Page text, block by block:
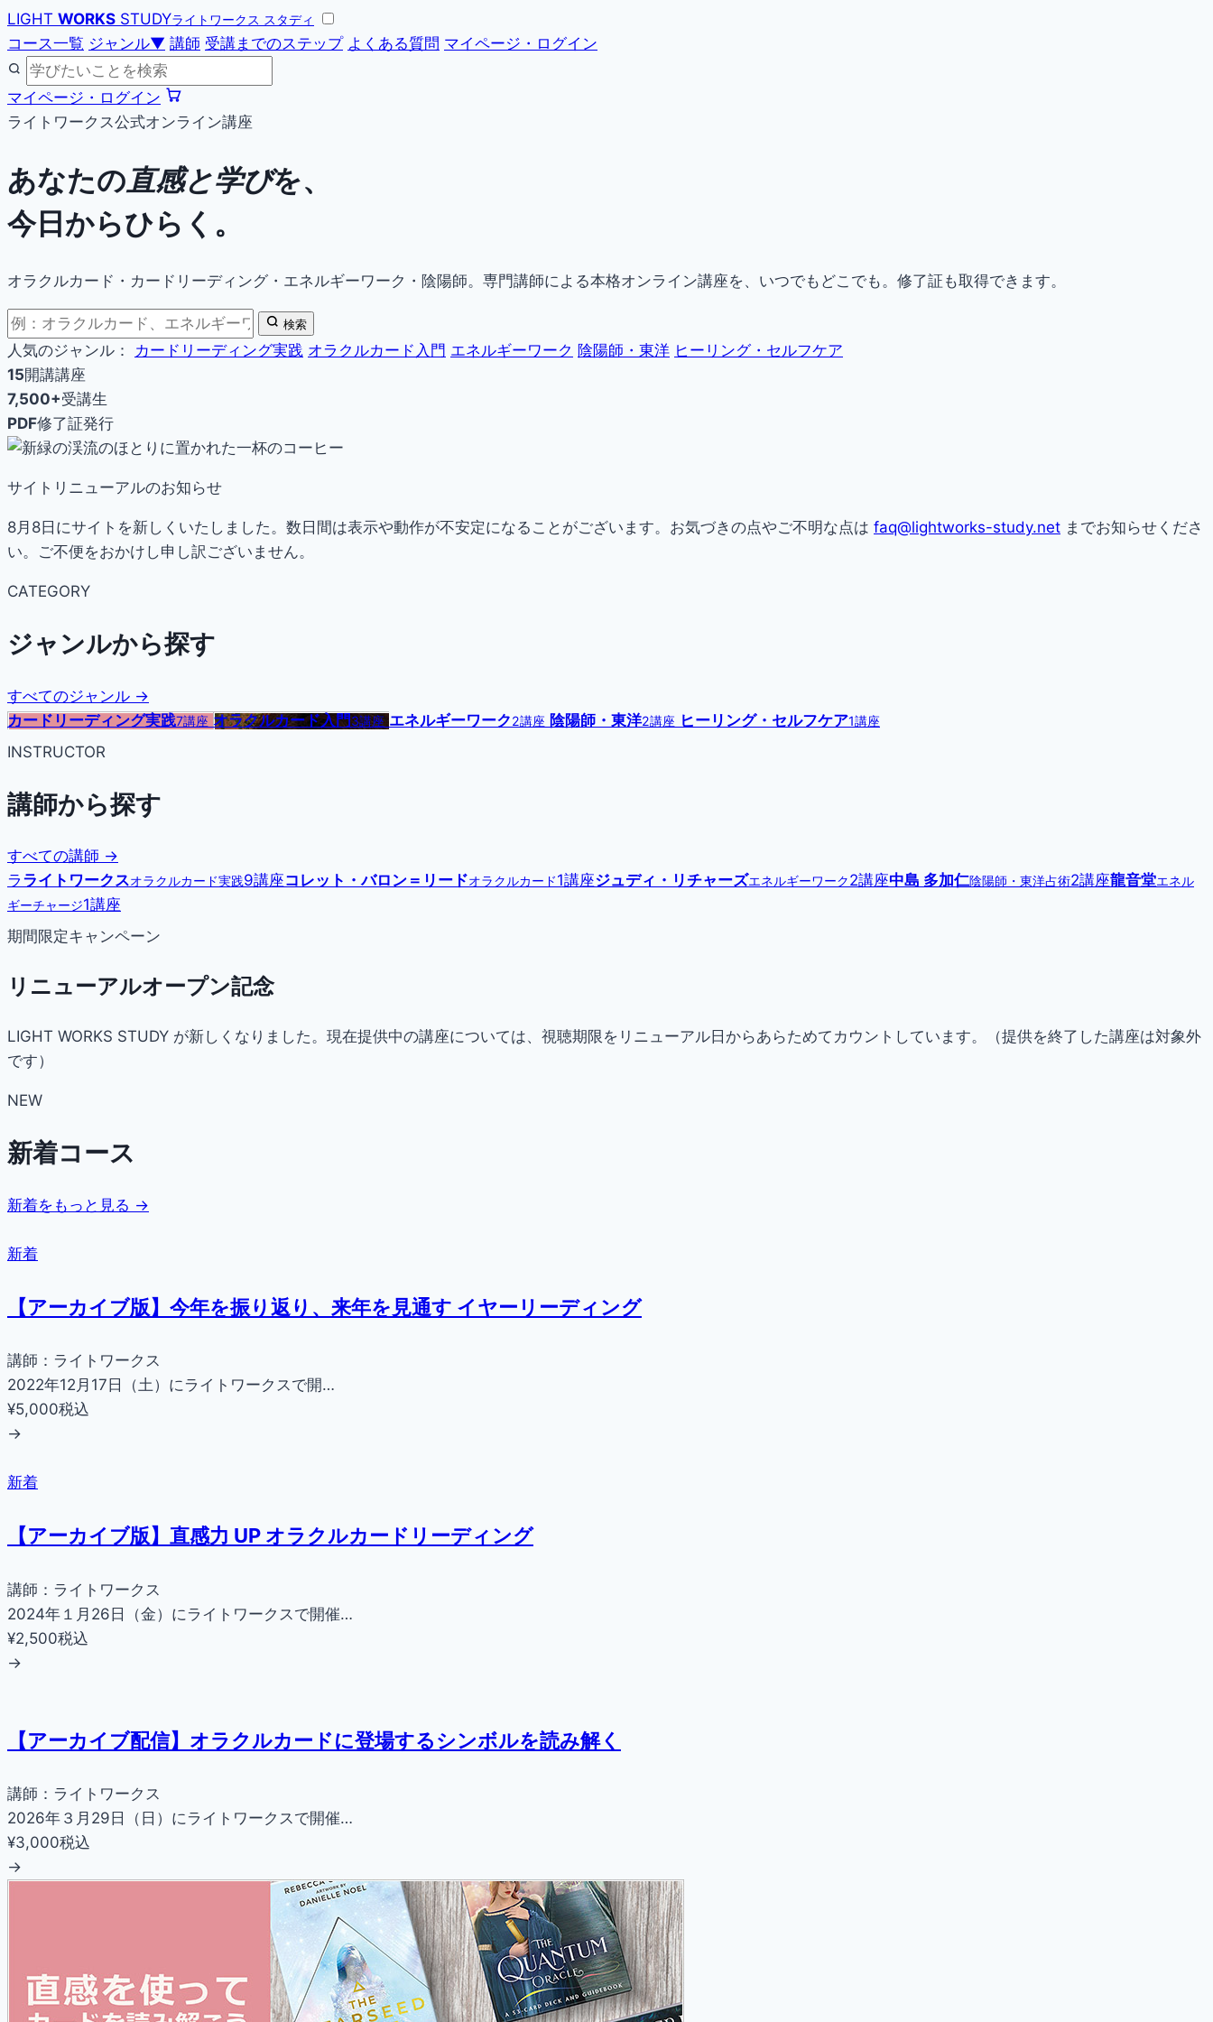
LIGHT WORKS STUDYライトワークス スタディ
コース一覧 ジャンル▼ 講師 受講までのステップ よくある質問 マイページ・ログイン
マイページ・ログイン
ライトワークス公式オンライン講座
あなたの直感と学びを、
今日からひらく。
オラクルカード・カードリーディング・エネルギーワーク・陰陽師。専門講師による本格オンライン講座を、いつでもどこでも。修了証も取得できます。
検索
人気のジャンル： カードリーディング実践 オラクルカード入門 エネルギーワーク 陰陽師・東洋 ヒーリング・セルフケア
15開講講座
7,500+受講生
PDF修了証発行
サイトリニューアルのお知らせ
8月8日にサイトを新しくいたしました。数日間は表示や動作が不安定になることがございます。お気づきの点やご不明な点は faq@lightworks-study.net までお知らせくださ
い。ご不便をおかけし申し訳ございません。
CATEGORY
ジャンルから探す
すべてのジャンル →
カードリーディング実践7講座 オラクルカード入門3講座 エネルギーワーク2講座 陰陽師・東洋2講座 ヒーリング・セルフケア1講座
INSTRUCTOR
講師から探す
すべての講師 →
ラ ライトワークスオラクルカード実践9講座コレット・バロン＝リードオラクルカード1講座ジュディ・リチャーズエネルギーワーク2講座中島 多加仁陰陽師・東洋占術2講座龍音堂エネル
ギーチャージ1講座
期間限定キャンペーン
リニューアルオープン記念
LIGHT WORKS STUDY が新しくなりました。現在提供中の講座については、視聴期限をリニューアル日からあらためてカウントしています。（提供を終了した講座は対象外
です）
NEW
新着コース
新着をもっと見る →
新着
【アーカイブ版】今年を振り返り、来年を見通す イヤーリーディング
講師：ライトワークス
2022年12月17日（土）にライトワークスで開…
¥5,000税込
→
新着
【アーカイブ版】直感力 UP オラクルカードリーディング
講師：ライトワークス
2024年１月26日（金）にライトワークスで開催…
¥2,500税込
→
【アーカイブ配信】オラクルカードに登場するシンボルを読み解く
講師：ライトワークス
2026年３月29日（日）にライトワークスで開催…
¥3,000税込
→